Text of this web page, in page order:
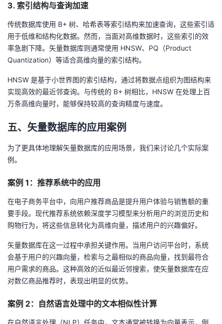
3. 索引结构与查询加速
传统数据库使用 B+ 树、哈希表等索引结构来加速查询，这些索引适
用于低维和结构化数据。然而，当面对高维数据时，这些索引的效
率急剧下降。矢量数据库则通常使用 HNSW、PQ（Product
Quantization）等适合高维向量的索引结构。
HNSW 是基于小世界图的索引结构，通过将数据点组织为图结构来
实现高效的最近邻查询。与传统的 B+ 树相比，HNSW 在处理上百
万条高维向量时，能够保持较高的查询精度与速度。
五、矢量数据库的应用案例
为了更具体地理解矢量数据库的应用场景，我们来讨论几个实际案
例。
案例 1：推荐系统中的应用
在电子商务平台中，向用户推荐商品是提升用户体验与销售额的重
要手段。现代推荐系统依赖深度学习模型来分析用户的浏览历史和
购物行为，将这些信息转化为高维向量，描述用户的兴趣偏好。
矢量数据库在这一过程中承担关键作用。当用户访问平台时，系统
会基于用户的兴趣向量，检索与之最相似的商品向量，找到最符合
用户需求的商品。这种高效的近似最近邻搜索，使矢量数据库在应
对数亿商品推荐时，表现出明显的优势。
案例 2：自然语言处理中的文本相似性计算
在自然语言处理（NLP）任务中，文本通常被转换为向量表示，例